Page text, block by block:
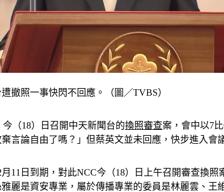
撤照一事快閃不回應。（圖／TVBS）
（18）日召開中天新聞台的換照審查案，會中以7
言論自由了嗎？」但蔡英文並未回應，快步進入會
11日到期，對此NCC今（18）日上午召開審查換
麗是資安專業，屬於傳播專業的委員是林麗雲、王